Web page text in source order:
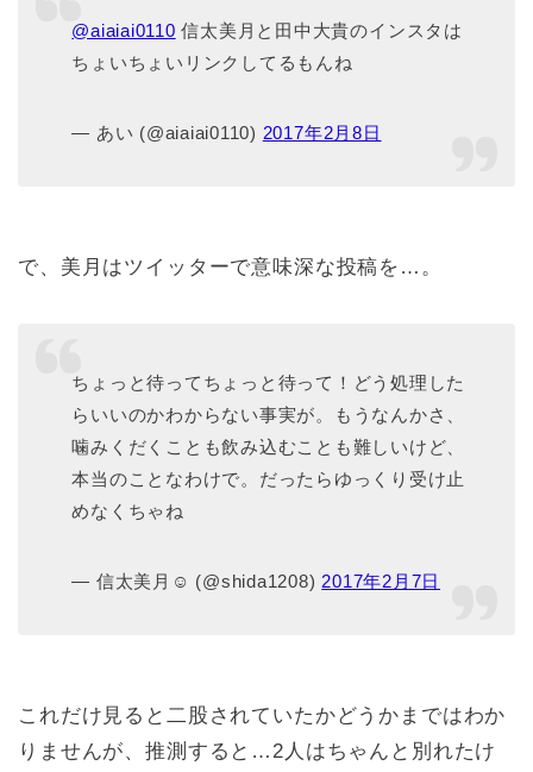
@aiaiai0110 信太美月と田中大貴のインスタは
ちょいちょいリンクしてるもんね
— あい (@aiaiai0110) 2017年2月8日
で、美月はツイッターで意味深な投稿を…。
ちょっと待ってちょっと待って！どう処理した
らいいのかわからない事実が。もうなんかさ、
噛みくだくことも飲み込むことも難しいけど、
本当のことなわけで。だったらゆっくり受け止
めなくちゃね
— 信太美月☺︎ (@shida1208) 2017年2月7日
これだけ見ると二股されていたかどうかまではわか
りませんが、推測すると…2人はちゃんと別れたけ